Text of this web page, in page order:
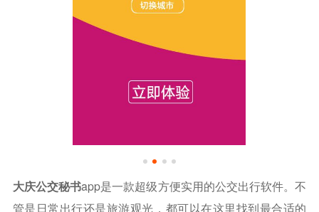
大庆公交秘书app是一款超级方便实用的公交出行软件。不
管是日常出行还是旅游观光，都可以在这里找到最合适的